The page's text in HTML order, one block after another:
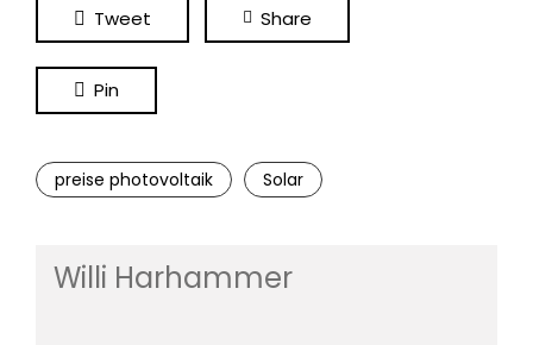
Tweet Share
Pin
preise photovoltaik Solar
Willi Harhammer